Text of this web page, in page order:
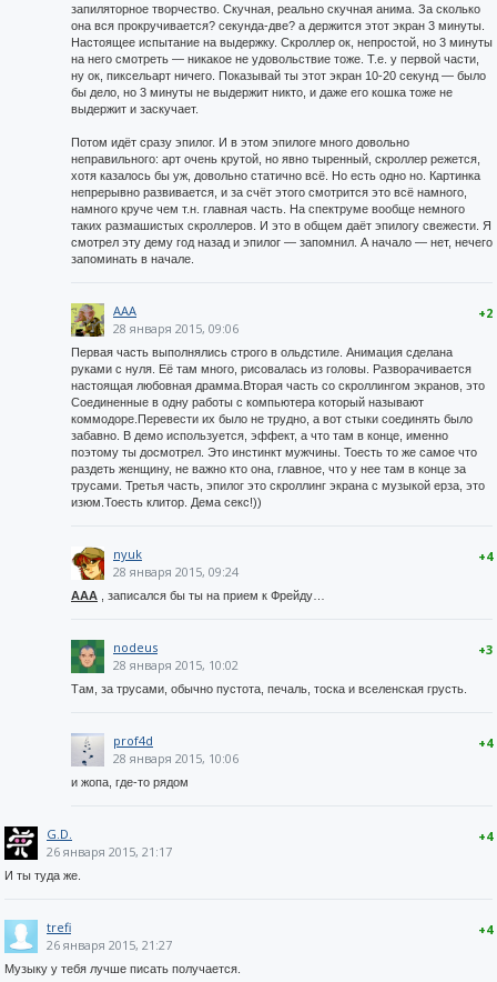
запиляторное творчество. Скучная, реально скучная анима. За сколько
она вся прокручивается? секунда-две? а держится этот экран 3 минуты.
Настоящее испытание на выдержку. Скроллер ок, непростой, но 3 минуты
на него смотреть — никакое не удовольствие тоже. Т.е. у первой части,
ну ок, пиксельарт ничего. Показывай ты этот экран 10-20 секунд — было
бы дело, но 3 минуты не выдержит никто, и даже его кошка тоже не
выдержит и заскучает.
Потом идёт сразу эпилог. И в этом эпилоге много довольно
неправильного: арт очень крутой, но явно тыренный, скроллер режется,
хотя казалось бы уж, довольно статично всё. Но есть одно но. Картинка
непрерывно развивается, и за счёт этого смотрится это всё намного,
намного круче чем т.н. главная часть. На спектруме вообще немного
таких размашистых скроллеров. И это в общем даёт эпилогу свежести. Я
смотрел эту дему год назад и эпилог — запомнил. А начало — нет, нечего
запоминать в начале.
+2
AAA
28 января 2015, 09:06
Первая часть выполнялись строго в ольдстиле. Анимация сделана
руками с нуля. Её там много, рисовалась из головы. Разворачивается
настоящая любовная драмма.Вторая часть со скроллингом экранов, это
Соединенные в одну работы с компьютера который называют
коммодоре.Перевести их было не трудно, а вот стыки соединять было
забавно. В демо используется, эффект, а что там в конце, именно
поэтому ты досмотрел. Это инстинкт мужчины. Тоесть то же самое что
раздеть женщину, не важно кто она, главное, что у нее там в конце за
трусами. Третья часть, эпилог это скроллинг экрана с музыкой ерза, это
изюм.Тоесть клитор. Дема секс!))
+4
nyuk
28 января 2015, 09:24
AAA , записался бы ты на прием к Фрейду…
+3
nodeus
28 января 2015, 10:02
Там, за трусами, обычно пустота, печаль, тоска и вселенская грусть.
+4
prof4d
28 января 2015, 10:06
и жопа, где-то рядом
+4
G.D.
26 января 2015, 21:17
И ты туда же.
+4
trefi
26 января 2015, 21:27
Музыку у тебя лучше писать получается.